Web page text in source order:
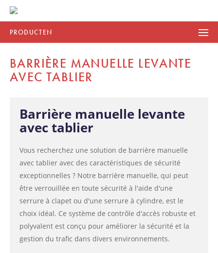
PRODUCTEN
BARRIÈRE MANUELLE LEVANTE
AVEC TABLIER
Barrière manuelle levante
avec tablier
Vous recherchez une solution de barrière manuelle
avec tablier avec des caractéristiques de sécurité
exceptionnelles ? Notre barrière manuelle, qui peut
être verrouillée en toute sécurité à l'aide d'une
serrure à clapet ou d'une serrure à cylindre, est le
choix idéal. Ce système de contrôle d'accès robuste et
polyvalent est conçu pour améliorer la sécurité et la
gestion du trafic dans divers environnements.